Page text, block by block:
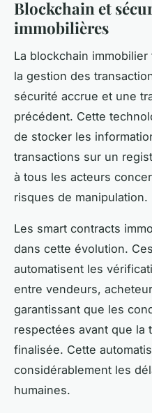
Blockchain et
immobilières
La blockchain
la gestion des
sécurité accrue et une
précédent. Cette
de stocker les
transactions sur un
à tous les acteurs
risques de manipulation.
Les smart contracts
dans cette évolution.
automatisent les
entre vendeurs,
garantissant que les
respectées avant que la
finalisée. Cette
considérablement les
humaines.